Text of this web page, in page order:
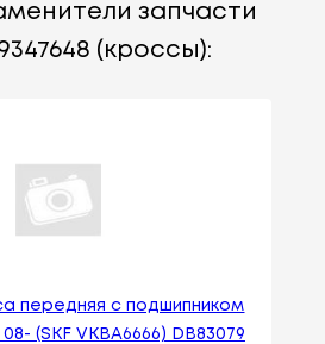
запчасти
(кроссы):
передняя с подшипником
(SKF VKBA6666) DB83079